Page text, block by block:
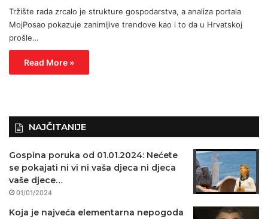
Tržište rada zrcalo je strukture gospodarstva, a analiza portala
MojPosao pokazuje zanimljive trendove kao i to da u Hrvatskoj
prošle…
Read More »
NAJČITANIJE
Gospina poruka od 01.01.2024: Nećete
se pokajati ni vi ni vaša djeca ni djeca
vaše djece…
01/01/2024
Koja je najveća elementarna nepogoda